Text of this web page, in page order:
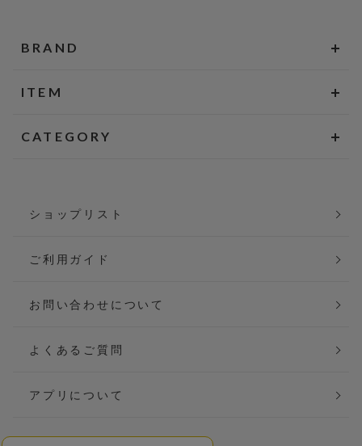
BRAND
ITEM
CATEGORY
ショップリスト
ご利用ガイド
お問い合わせについて
よくあるご質問
アプリについて